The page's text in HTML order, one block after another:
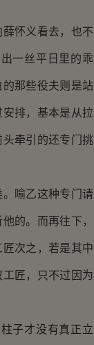
怀义看去，也不
一丝平日里的乖
那些役夫则是站
排，基本是从拉
牵引的还专门挑
喻乙这种专门请
的。而再往下，
次之，若是其中
匠，只不过因为
子才没有真正立